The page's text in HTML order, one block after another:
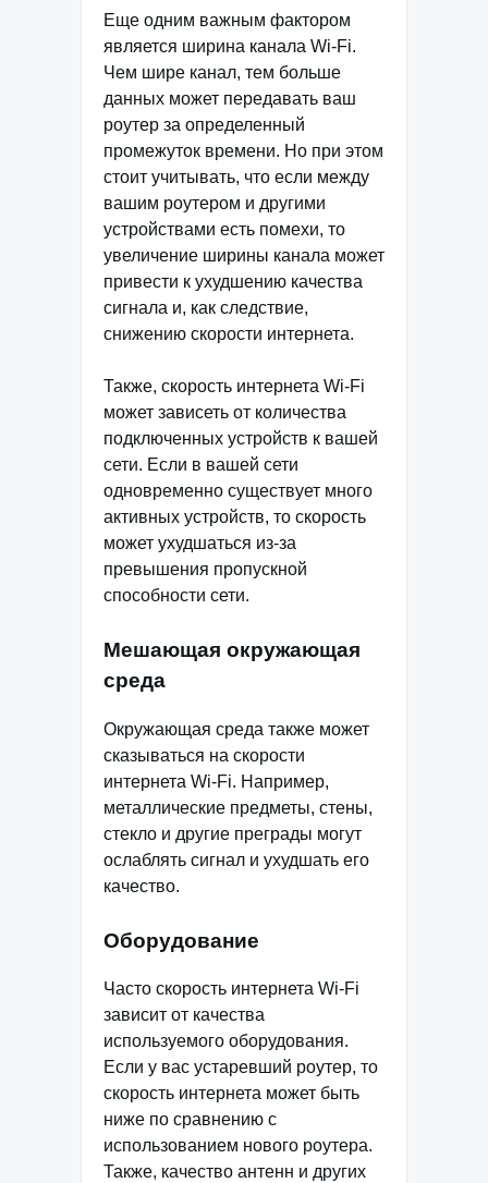
Еще одним важным фактором
является ширина канала Wi-Fi.
Чем шире канал, тем больше
данных может передавать ваш
роутер за определенный
промежуток времени. Но при этом
стоит учитывать, что если между
вашим роутером и другими
устройствами есть помехи, то
увеличение ширины канала может
привести к ухудшению качества
сигнала и, как следствие,
снижению скорости интернета.
Также, скорость интернета Wi-Fi
может зависеть от количества
подключенных устройств к вашей
сети. Если в вашей сети
одновременно существует много
активных устройств, то скорость
может ухудшаться из-за
превышения пропускной
способности сети.
Мешающая окружающая
среда
Окружающая среда также может
сказываться на скорости
интернета Wi-Fi. Например,
металлические предметы, стены,
стекло и другие преграды могут
ослаблять сигнал и ухудшать его
качество.
Оборудование
Часто скорость интернета Wi-Fi
зависит от качества
используемого оборудования.
Если у вас устаревший роутер, то
скорость интернета может быть
ниже по сравнению с
использованием нового роутера.
Также, качество антенн и других